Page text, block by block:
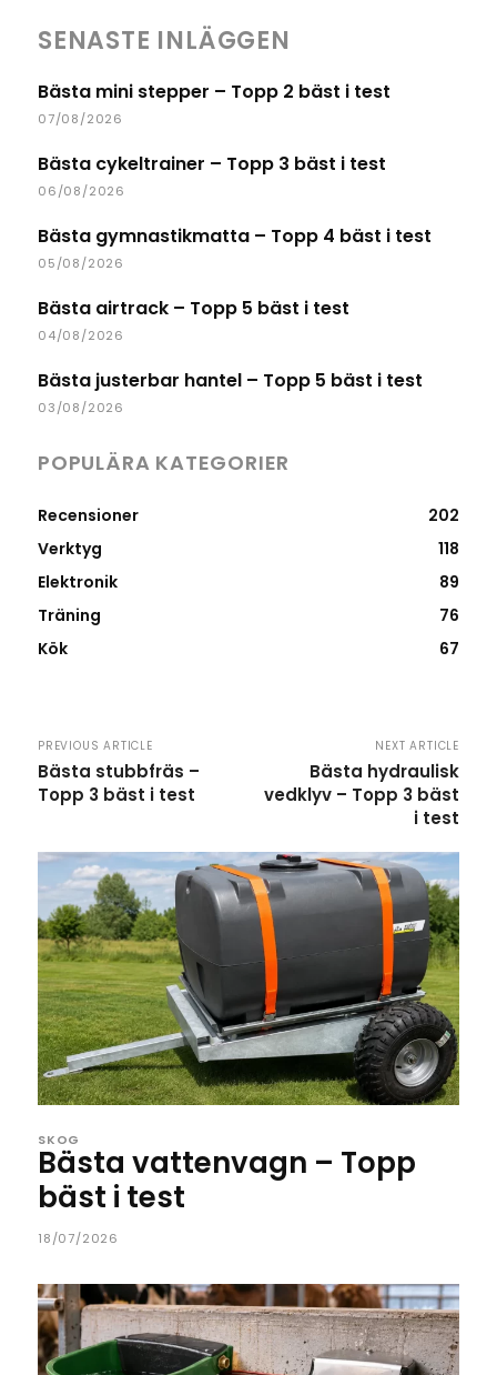
SENASTE INLÄGGEN
Bästa mini stepper – Topp 2 bäst i test
07/08/2026
Bästa cykeltrainer – Topp 3 bäst i test
06/08/2026
Bästa gymnastikmatta – Topp 4 bäst i test
05/08/2026
Bästa airtrack – Topp 5 bäst i test
04/08/2026
Bästa justerbar hantel – Topp 5 bäst i test
03/08/2026
POPULÄRA KATEGORIER
Recensioner
202
Verktyg
118
Elektronik
89
Träning
76
Kök
67
PREVIOUS ARTICLE
Bästa stubbfräs –
Topp 3 bäst i test
NEXT ARTICLE
Bästa hydraulisk
vedklyv – Topp 3 bäst
i test
SKOG
Bästa vattenvagn – Topp
bäst i test
18/07/2026